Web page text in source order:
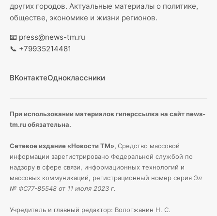
других городов. Актуальные материалы о политике,
обществе, экономике и жизни регионов.
📧 press@news-tm.ru
📞 +79935214481
ВКонтактеОдноклассники
При использовании материалов гиперссылка на сайт news-
tm.ru обязательна.
Сетевое издание «Новости ТМ», Средство массовой
информации зарегистрировано Федеральной службой по
надзору в сфере связи, информационных технологий и
массовых коммуникаций, регистрационный номер серия Эл
№ ФС77-85548 от 11 июля 2023 г.
Учредитель и главный редактор: Вологжанин Н. С.